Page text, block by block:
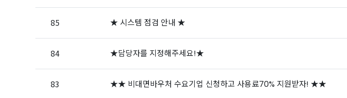
85 ★ 시스템 점검 안내 ★
84 ★담당자를 지정해주세요!★
83 ★★ 비대면바우처 수요기업 신청하고 사용료70% 지원받자! ★★